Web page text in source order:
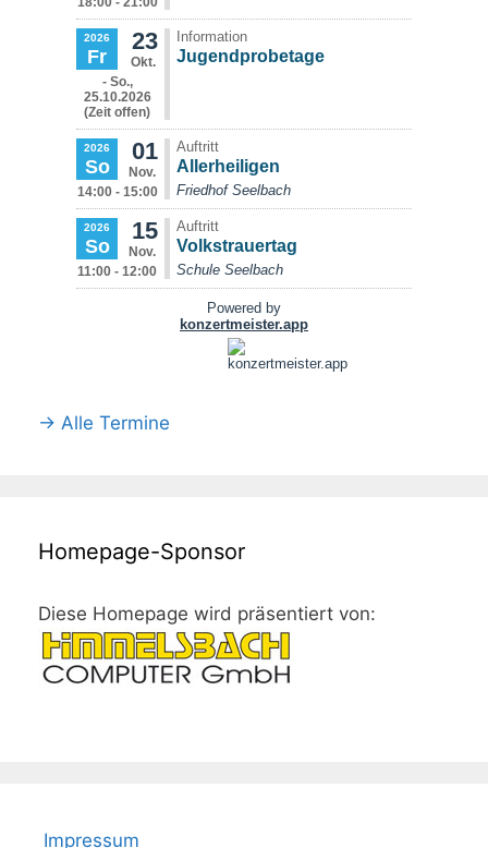
→ Alle Termine
Homepage-Sponsor
Diese Homepage wird präsentiert von:
Impressum